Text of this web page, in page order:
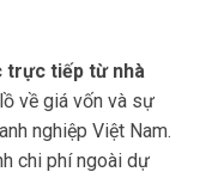
trực tiếp từ nhà
về giá vốn và sự
nghiệp Việt Nam.
chi phí ngoài dự